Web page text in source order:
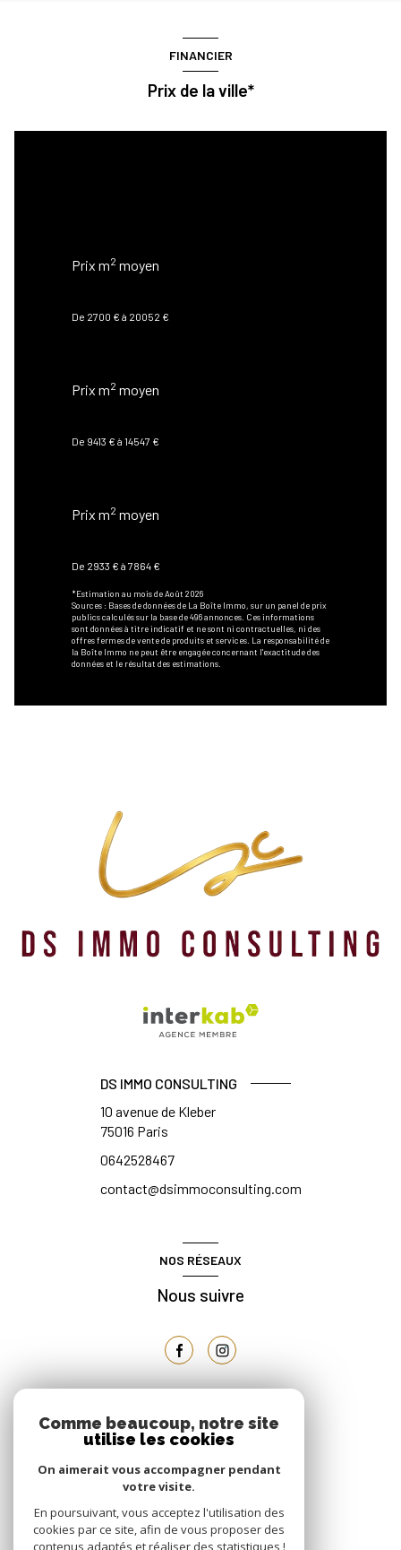
FINANCIER
Prix de la ville*
Prix m2 moyen
De 2700 € à 20052 €
Prix m2 moyen
De 9413 € à 14547 €
Prix m2 moyen
De 2933 € à 7864 €
*Estimation au mois de Août 2026
Sources : Bases de données de La Boîte Immo, sur un panel de prix
publics calculés sur la base de 496 annonces. Ces informations
sont données à titre indicatif et ne sont ni contractuelles, ni des
offres fermes de vente de produits et services. La responsabilité de
la Boîte Immo ne peut être engagée concernant l'exactitude des
données et le résultat des estimations.
DS IMMO CONSULTING
10 avenue de Kleber
75016 Paris
0642528467
contact@dsimmoconsulting.com
NOS RÉSEAUX
Nous suivre
ADHÉRENTS
Comme beaucoup, notre site
utilise les cookies
On aimerait vous accompagner pendant
votre visite.
En poursuivant, vous acceptez l'utilisation des
cookies par ce site, afin de vous proposer des
contenus adaptés et réaliser des statistiques !